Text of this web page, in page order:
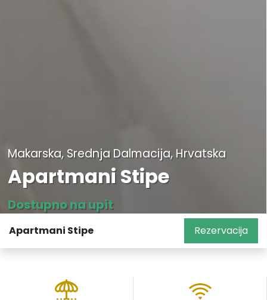
Makarska, Srednja Dalmacija, Hrvatska
Apartmani Stipe
Dostupno na upit
Apartmani Stipe Rezervacija